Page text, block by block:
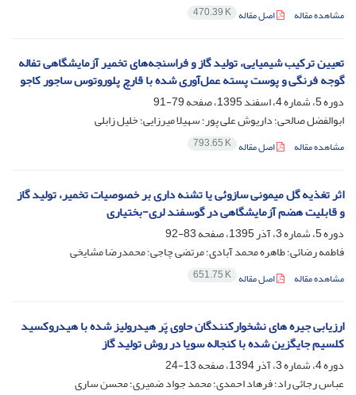
مشاهده مقاله اصل مقاله 470.39 K
تعیین ترکیب شیمیایی، تولید گاز و فراسنجه‌های تخمیر آزمایشگاهی تفاله
گوجه فرنگی و پوست پسته عمل‌آوری شده با قارچ پلوروتوس ساجور کاجو
دوره 5، شماره 4، اسفند 1395، صفحه
79-91
ابوالفضل صالحی؛ داریوش علی پور؛ سهیلا میرزایی؛ خلیل زابلی
مشاهده مقاله اصل مقاله 793.65 K
اثر تغذیه گل میمونی سازوئی یا تشنه داری بر خصوصیات تخمیر، تولید گاز
و قابلیت هضم آزمایشگاهی در گوسفند لری-بختیاری
دوره 5، شماره 3، آذر 1395، صفحه
83-92
فاطمه رضائی؛ طاهره محمد آبادی؛ مرتضی چاجی؛ محمدرضا مشایخی
مشاهده مقاله اصل مقاله 651.75 K
ارزیابی جیره های نشخوارکنندگان حاوی پَر هیدرولیز شده با هیدروکسید
کلسیم جایگزین شده با کنجاله سویا در روش تولید گاز
دوره 4، شماره 3، آذر 1394، صفحه
13-24
عباس رجائی راد؛ فرهاد احمدی؛ محمد جواد ضمیری؛ محسن ساری